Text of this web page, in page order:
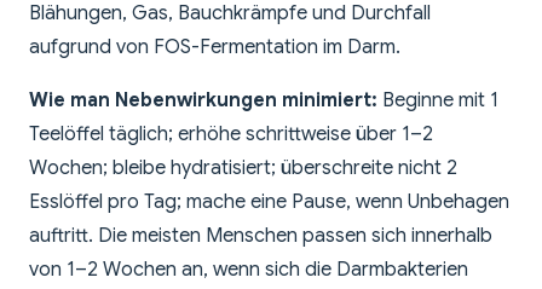
Blähungen, Gas, Bauchkrämpfe und Durchfall
aufgrund von FOS-Fermentation im Darm.
Wie man Nebenwirkungen minimiert: Beginne mit 1
Teelöffel täglich; erhöhe schrittweise über 1–2
Wochen; bleibe hydratisiert; überschreite nicht 2
Esslöffel pro Tag; mache eine Pause, wenn Unbehagen
auftritt. Die meisten Menschen passen sich innerhalb
von 1–2 Wochen an, wenn sich die Darmbakterien